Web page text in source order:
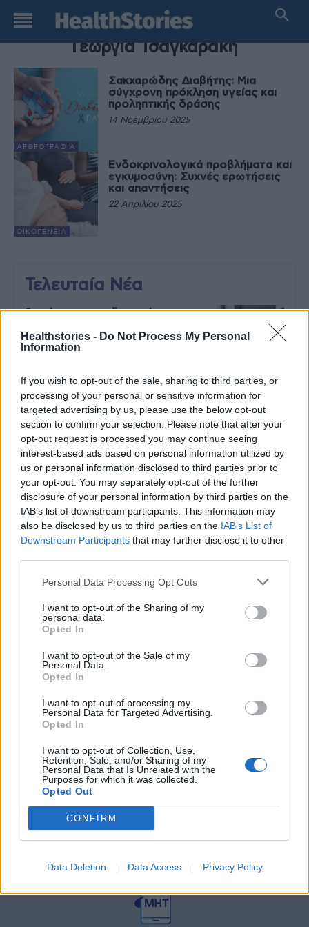
Healthstories - Do Not Process My Personal
Information
If you wish to opt-out of the sale, sharing to third parties, or
processing of your personal or sensitive information for
targeted advertising by us, please use the below opt-out
section to confirm your selection. Please note that after your
opt-out request is processed you may continue seeing
interest-based ads based on personal information utilized by
us or personal information disclosed to third parties prior to
your opt-out. You may separately opt-out of the further
disclosure of your personal information by third parties on the
IAB’s list of downstream participants. This information may
also be disclosed by us to third parties on the IAB’s List of
Downstream Participants that may further disclose it to other
Personal Data Processing Opt Outs
I want to opt-out of the Sharing of my
personal data.
Opted In
I want to opt-out of the Sale of my
Personal Data.
Opted In
I want to opt-out of processing my
Personal Data for Targeted Advertising.
Opted In
I want to opt-out of Collection, Use,
Retention, Sale, and/or Sharing of my
Personal Data that Is Unrelated with the
Purposes for which it was collected.
Opted Out
CONFIRM
Data Deletion Data Access Privacy Policy
TAG
Γεωργία Τσαγκαράκη
ΑΡΘΡΟΓΡΑΦΊΑ
Σακχαρώδης Διαβήτης: Μια
σύγχρονη πρόκληση υγείας και
προληπτικής δράσης
14 Νοεμβρίου 2025
ΟΙΚΟΓΈΝΕΙΑ
Ενδοκρινολογικά προβλήματα και
εγκυμοσύνη: Συχνές ερωτήσεις
και απαντήσεις
22 Απριλίου 2025
Τελευταία Νέα
9 πράγματα που δεν πρέπει να
27 Φεβρουαρίου 2026
Πάνω από 100 μωρά έχουν
γεννηθεί μέσω εξωσωματικής, με
την υποστήριξη της Be-Live
27 Φεβρουαρίου 2026
Μεταπροπονητική πείνα: Ο λόγος
που θέλεις να καταβροχθίσεις τα
πάντα μετά την άσκηση
27 Φεβρουαρίου 2026
Ωρίων – Σπάνια νοσήματα
συνδέονται με μνημεία που
πνεύμα της χώρας μας
27 Φεβρουαρίου 2026
Γεωργιάδης: Πολλαπλά οφέλη από
τη συνεργασία δημοσίου και
27 Φεβρουαρίου 2026